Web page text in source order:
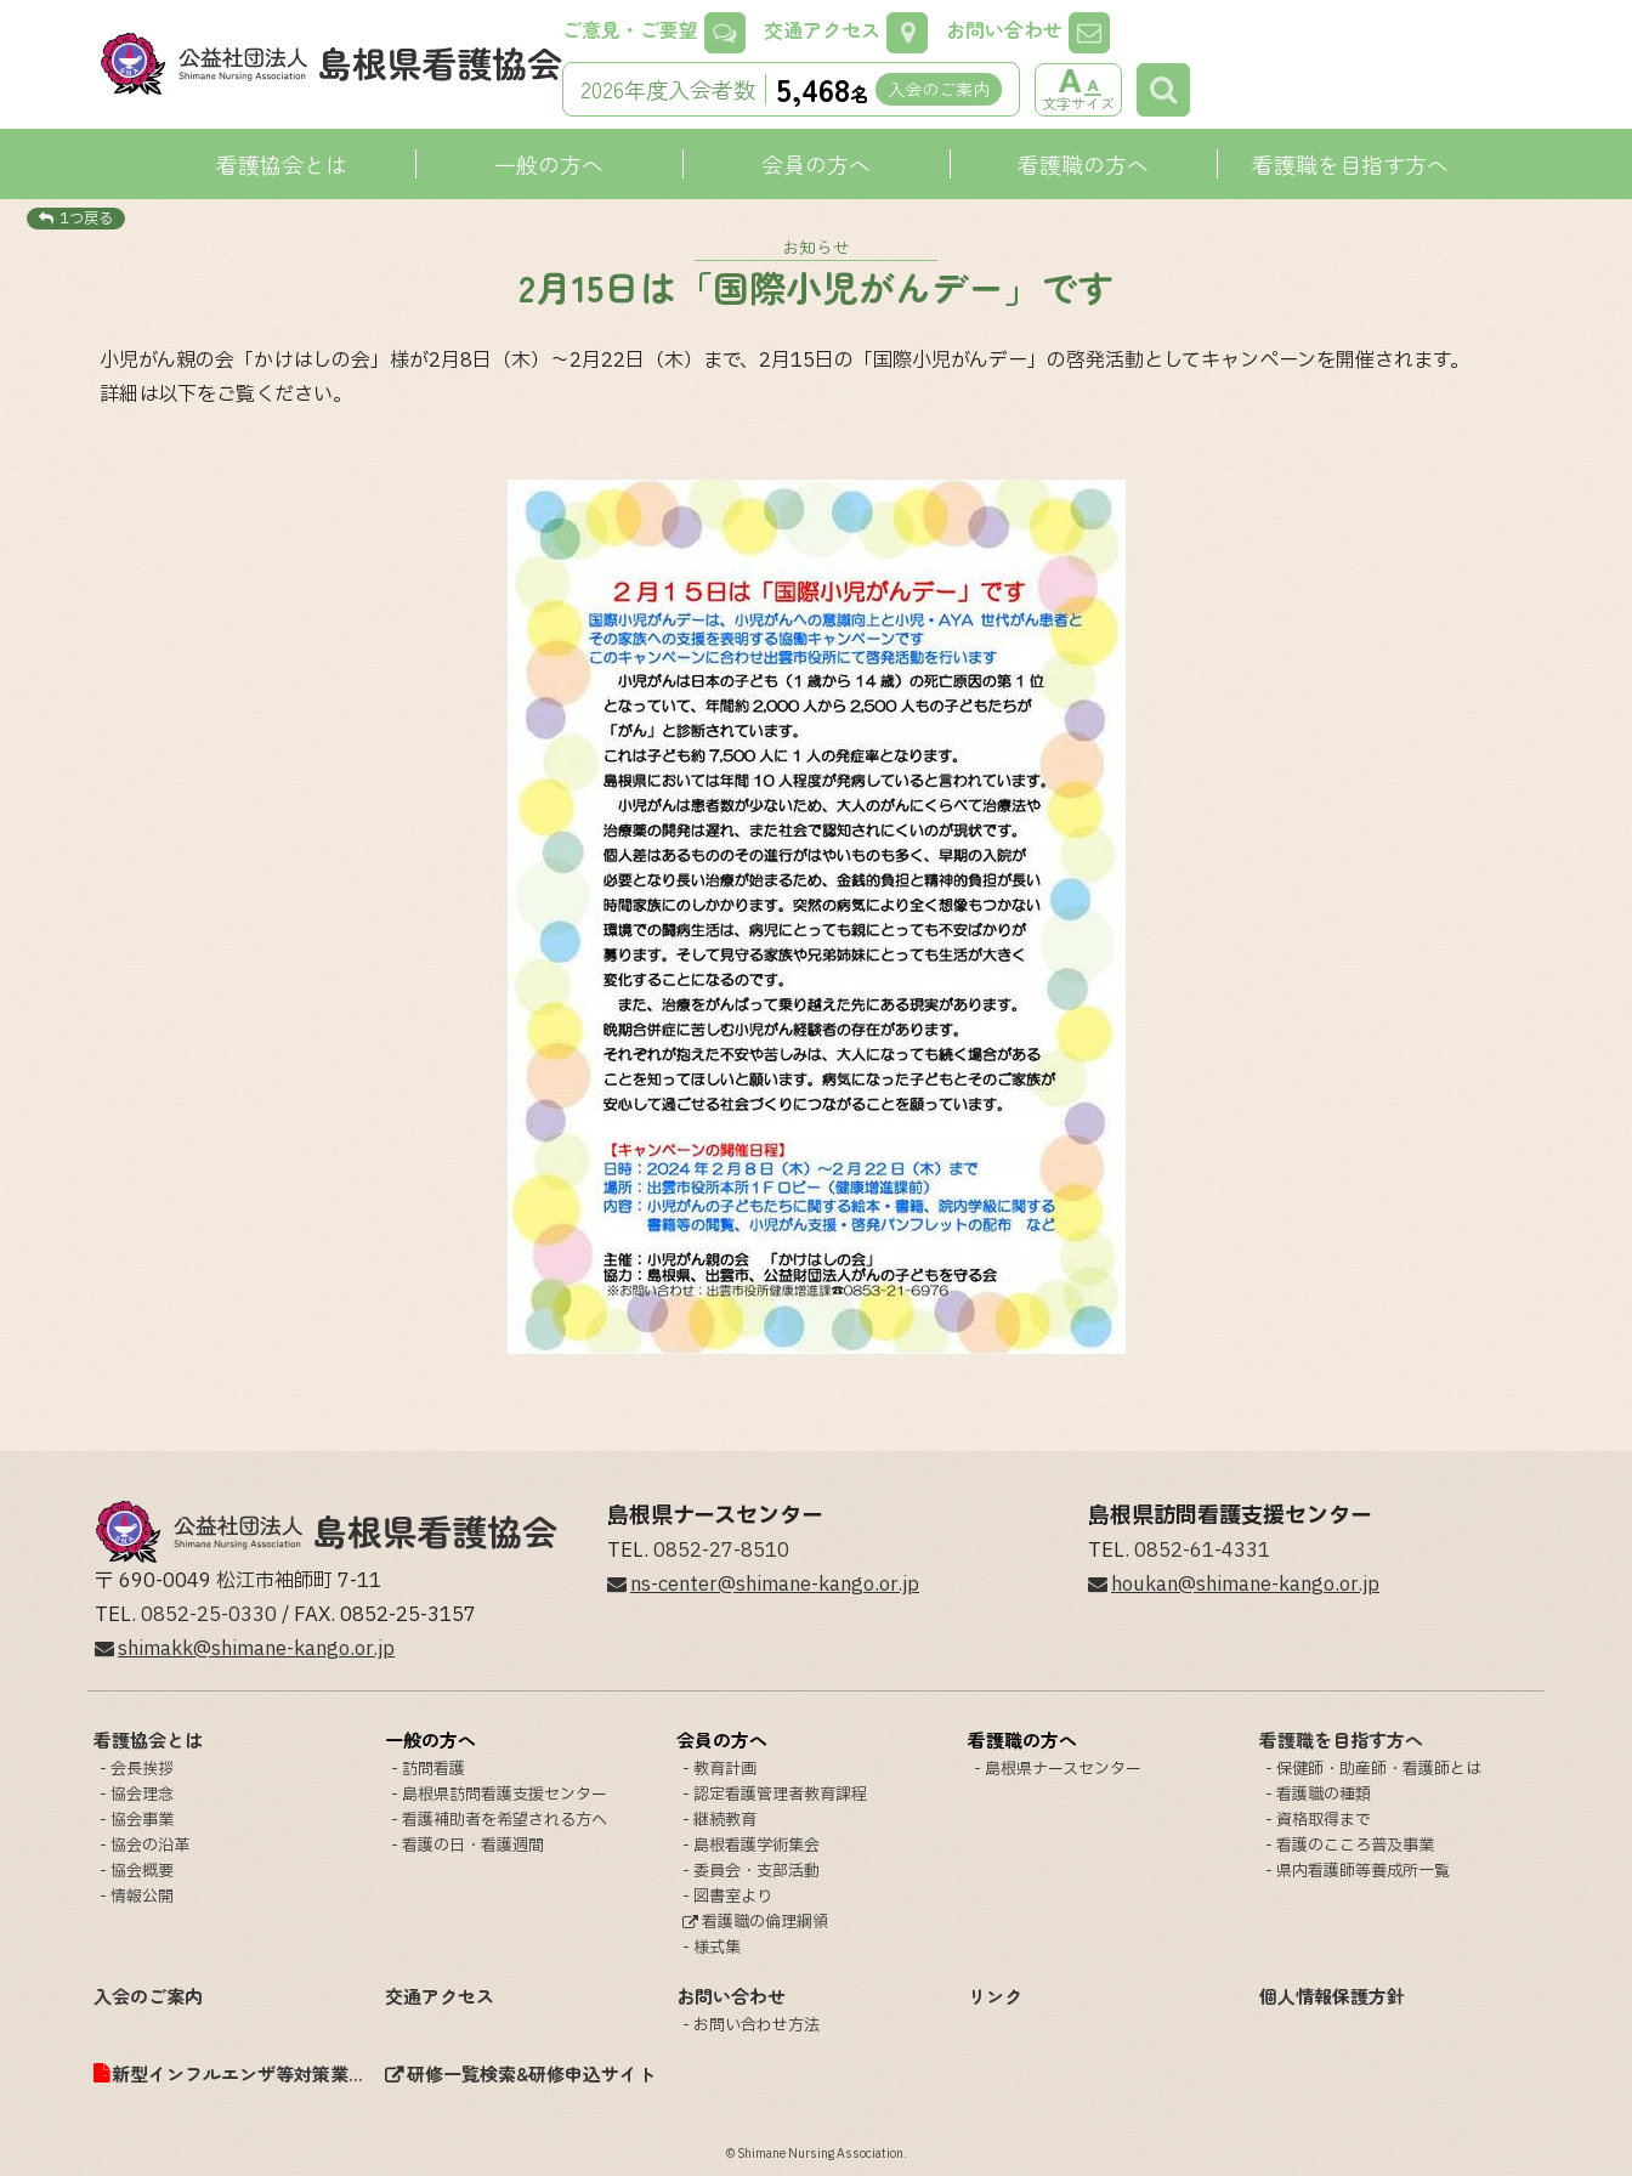
ご意見・ご要望 交通アクセス お問い合わせ
2026年度入会者数 5,468名 入会のご案内
文字サイズ
看護協会とは 一般の方へ 会員の方へ 看護職の方へ 看護職を目指す方へ
1つ戻る
お知らせ
2月15日は「国際小児がんデー」です
小児がん親の会「かけはしの会」様が2月8日（木）～2月22日（木）まで、2月15日の「国際小児がんデー」の啓発活動としてキャンペーンを開催されます。
詳細は以下をご覧ください。
〒 690-0049 松江市袖師町 7-11
TEL. 0852-25-0330 / FAX. 0852-25-3157
shimakk@shimane-kango.or.jp
島根県ナースセンター
TEL. 0852-27-8510
ns-center@shimane-kango.or.jp
島根県訪問看護支援センター
TEL. 0852-61-4331
houkan@shimane-kango.or.jp
看護協会とは
会長挨拶
協会理念
協会事業
協会の沿革
協会概要
情報公開
一般の方へ
訪問看護
島根県訪問看護支援センター
看護補助者を希望される方へ
看護の日・看護週間
会員の方へ
教育計画
認定看護管理者教育課程
継続教育
島根看護学術集会
委員会・支部活動
図書室より
看護職の倫理綱領
様式集
看護職の方へ
島根県ナースセンター
看護職を目指す方へ
保健師・助産師・看護師とは
看護職の種類
資格取得まで
看護のこころ普及事業
県内看護師等養成所一覧
入会のご案内 交通アクセス お問い合わせ
お問い合わせ方法
リンク 個人情報保護方針
新型インフルエンザ等対策業務計画 研修一覧検索&研修申込サイト
© Shimane Nursing Association.